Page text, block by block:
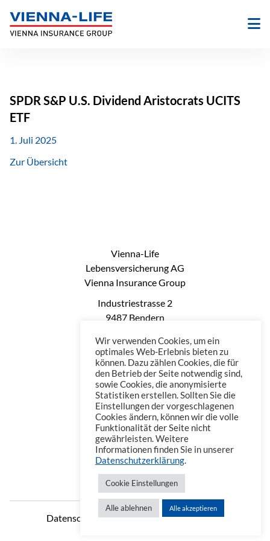
Inhalt
springen
SPDR S&P U.S. Dividend Aristocrats UCITS
ETF
1. Juli 2025
Zur Übersicht
Vienna-Life
Lebensversicherung AG
Vienna Insurance Group
Industriestrasse 2
9487 Bendern
Phone: +423 235 0660
Telefax: +423 235 0669
Mail: office@vienna-life.li
Datenschutzerklärung Impressum
Wir verwenden Cookies, um ein
optimales Web-Erlebnis bieten zu
können. Dazu zählen Cookies, die für
den Betrieb der Seite notwendig sind,
sowie Cookies, die anonymisierte
Statistiken erstellen. Sollten Sie die
Einstellungen der vorgeschlagenen
Cookies ändern, können wir die volle
Funktionalität der Seite nicht
gewährleisten. Weitere
Informationen finden Sie in unserer
Datenschutzerklärung.
Cookie Einstellungen
Alle ablehnen Alle akzeptieren